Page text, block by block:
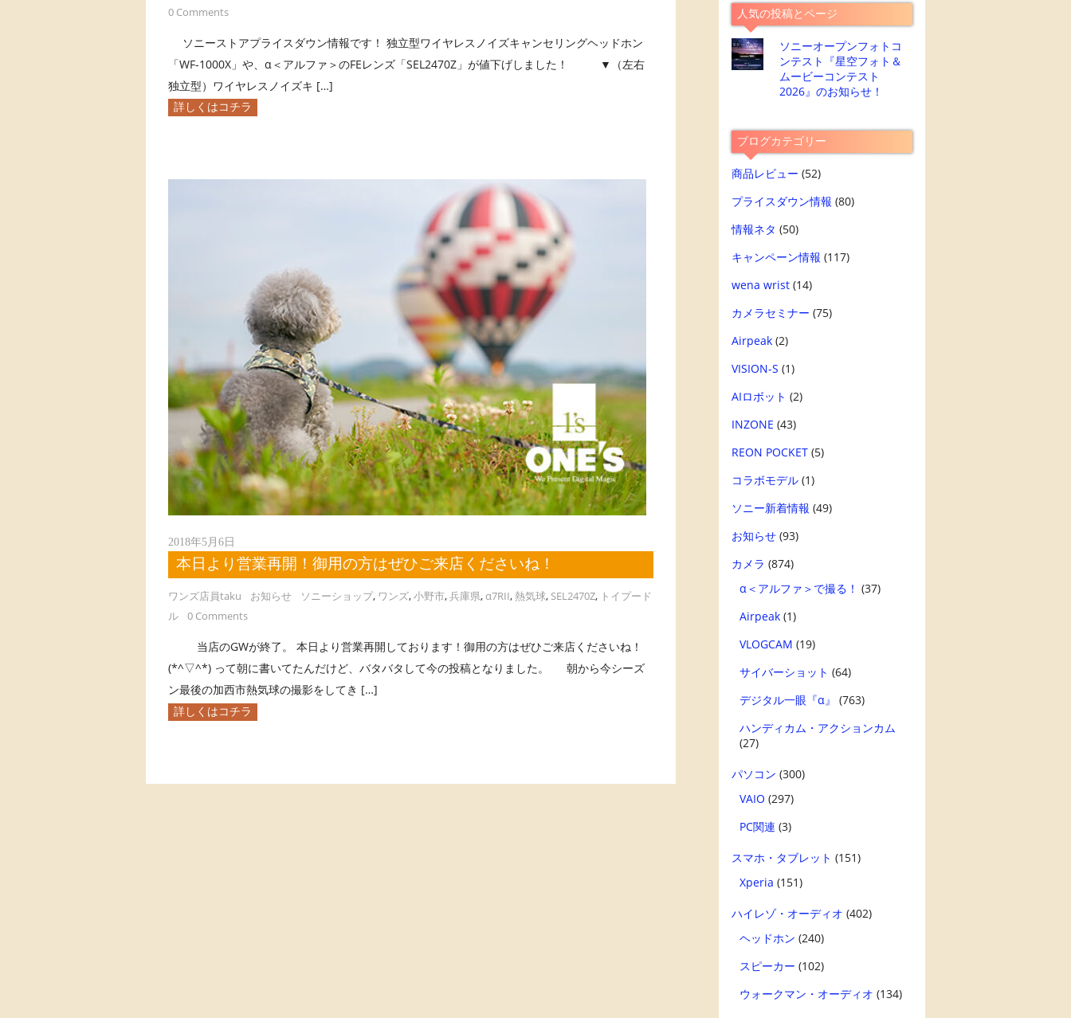
0 Comments
ソニーストアプライスダウン情報です！ 独立型ワイヤレスノイズキャンセリングヘッドホン
「WF-1000X」や、α＜アルファ＞のFEレンズ「SEL2470Z」が値下げしました！ ▼（左右
独立型）ワイヤレスノイズキ […]
詳しくはコチラ
2018年5月6日
本日より営業再開！御用の方はぜひご来店くださいね！
ワンズ店員taku お知らせ ソニーショップ, ワンズ,小野市,兵庫県,α7RII,熱気球, SEL2470Z, トイプード
ル
0 Comments
当店のGWが終了。 本日より営業再開しております！御用の方はぜひご来店くださいね！
(*^▽^*) って朝に書いてたんだけど、バタバタして今の投稿となりました。 朝から今シーズ
ン最後の加西市熱気球の撮影をしてき […]
詳しくはコチラ
人気の投稿とページ
ソニーオープンフォトコ
ンテスト『星空フォト＆
ムービーコンテスト
2026』のお知らせ！
ブログカテゴリー
商品レビュー (52)
プライスダウン情報 (80)
情報ネタ (50)
キャンペーン情報 (117)
wena wrist(14)
カメラセミナー (75)
Airpeak(2)
VISION-S (1)
AIロボット (2)
INZONE (43)
REON POCKET(5)
コラボモデル(1)
ソニー新着情報 (49)
お知らせ(93)
カメラ (874)
α＜アルファ＞で撮る！ (37)
Airpeak(1)
VLOGCAM (19)
サイバーショット (64)
デジタル一眼『α』
(763)
ハンディカム・アクションカム
(27)
パソコン (300)
VAIO (297)
PC関連 (3)
スマホ・タブレット (151)
Xperia (151)
ハイレゾ・オーディオ (402)
ヘッドホン (240)
スピーカー (102)
ウォークマン・オーディオ (134)